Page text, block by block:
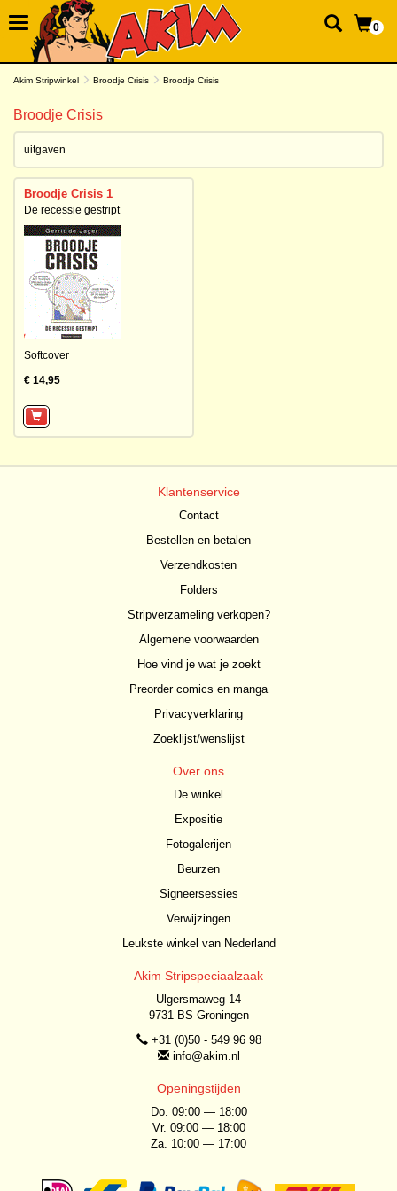
0
Akim Stripwinkel Broodje Crisis Broodje Crisis
Broodje Crisis
uitgaven
Broodje Crisis 1
De recessie gestript
Softcover
€ 14,95
Klantenservice
Contact
Bestellen en betalen
Verzendkosten
Folders
Stripverzameling verkopen?
Algemene voorwaarden
Hoe vind je wat je zoekt
Preorder comics en manga
Privacyverklaring
Zoeklijst/wenslijst
Over ons
De winkel
Expositie
Fotogalerijen
Beurzen
Signeersessies
Verwijzingen
Leukste winkel van Nederland
Akim Stripspeciaalzaak
Ulgersmaweg 14
9731 BS Groningen
+31 (0)50 - 549 96 98
info@akim.nl
Openingstijden
Do. 09:00 — 18:00
Vr. 09:00 — 18:00
Za. 10:00 — 17:00